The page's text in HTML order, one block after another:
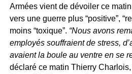
Armées vient de dévoiler ce
vers une guerre plus “positive”,
moins “toxique”. “Nous avons
employés souffraient de stress,
avaient la boule au ventre en se
déclaré ce matin Thierry